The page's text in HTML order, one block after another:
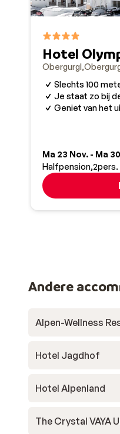
Hotel
Obergurgl
Slechts 100
Je staat zo bij
Geniet van het
Ma 23 Nov. - Ma
Halfpension 2pers.
Andere
Alpen-Wellness
Hotel Jagdhof
Hotel Alpenland
The Crystal VAYA